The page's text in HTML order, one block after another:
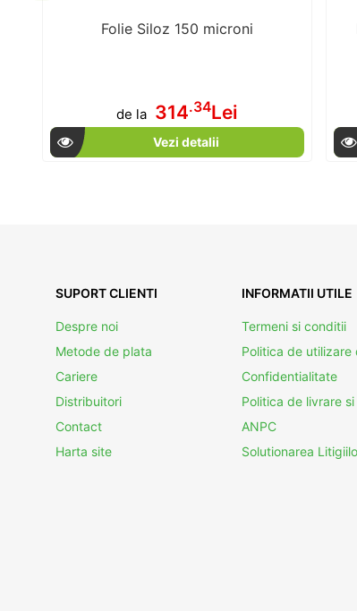
Folie Siloz 150 microni
de la 314.34Lei
Vezi detalii
SUPORT CLIENTI
Despre noi
Metode de plata
Cariere
Distribuitori
Contact
Harta site
INFORMATII UTILE
Termeni si conditii
Politica de utilizare
Confidentialitate
Politica de livrare
ANPC
Solutionarea